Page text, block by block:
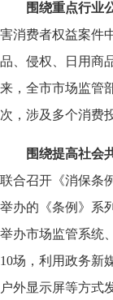
围绕重点行业
害消费者权益案件
品、侵权、日用商
来，全市市场监管
次，涉及多个消费
围绕提高社会
联合召开《消保条
举办的《条例》系
举办市场监管系统
10场，利用政务新
户外显示屏等方式